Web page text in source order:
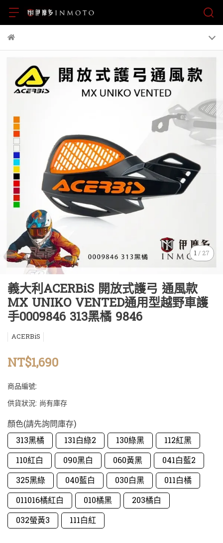
1/27
義大利ACERBiS 開放式護弓 通風款
MX UNIKO VENTED通用型越野車護
手0009846 313黑橘 9846
ACERBiS
NT$1,690
商品編號:
供貨狀況: 尚有庫存
顏色(請先詢問庫存)
313黑橘
131白綠2 130綠黑
112紅黑
110紅白
090黑白 060黃黑
041白藍2
325黑綠
040藍白 030白黑
011白橘
011016橘紅白
010橘黑
203橘白
032螢黃3
111白紅